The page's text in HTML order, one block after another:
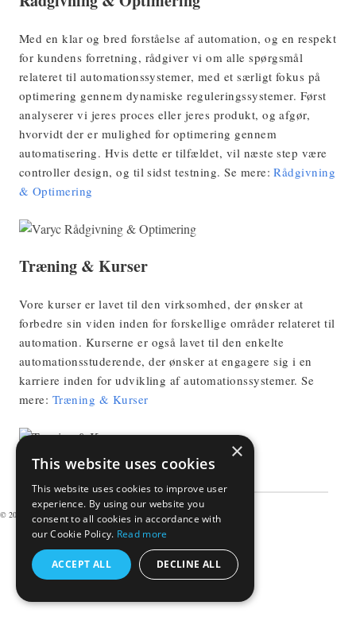
Med en klar og bred forståelse af automation, og en respekt
for kundens forretning, rådgiver vi om alle spørgsmål
relateret til automationssystemer, med et særligt fokus på
optimering gennem dynamiske reguleringssystemer. Først
analyserer vi jeres proces eller jeres produkt, og afgør,
hvorvidt der er mulighed for optimering gennem
automatisering. Hvis dette er tilfældet, vil næste step være
controller design, og til sidst testning. Se mere:Rådgivning
& Optimering
Træning & Kurser
Vore kurser er lavet til den virksomhed, der ønsker at
forbedre sin viden inden for forskellige områder relateret til
automation. Kurserne er også lavet til den enkelte
automationsstuderende, der ønsker at engagere sig i en
karriere inden for udvikling af automationssystemer. Se
mere: Træning & Kurser
© 2026 - VARYC. All rights reserved Career Terms of usage
×
This website uses cookies
This website uses cookies to improve user
experience. By using our website you
consent to all cookies in accordance with
our Cookie Policy. Read more
ACCEPT ALL DECLINE ALL